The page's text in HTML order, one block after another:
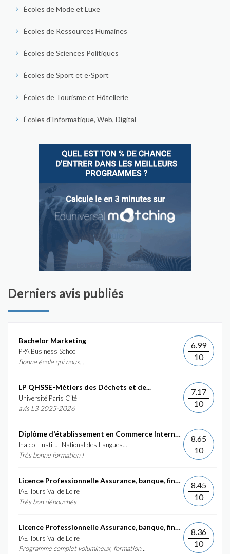
Écoles de Mode et Luxe
Écoles de Ressources Humaines
Écoles de Sciences Politiques
Écoles de Sport et e-Sport
Écoles de Tourisme et Hôtellerie
Écoles d'Informatique, Web, Digital
Derniers avis publiés
Bachelor Marketing
PPA Business School
Bonne école qui nous...
6.99
10
LP QHSSE-Métiers des Déchets et de...
Université Paris Cité
avis L3 2025-2026
7.17
10
Diplôme d'établissement en Commerce International et...
Inalco - Institut National des Langues...
Très bonne formation !
8.65
10
Licence Professionnelle Assurance, banque, finance :...
IAE Tours Val de Loire
Très bon débouchés
8.45
10
Licence Professionnelle Assurance, banque, finance :...
IAE Tours Val de Loire
Programme complet volumineux, formation...
8.36
10